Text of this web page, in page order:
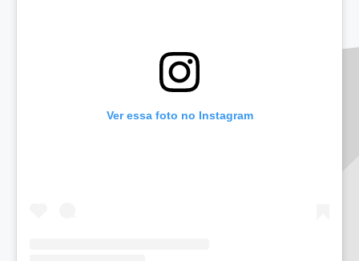
Ver essa foto no Instagram